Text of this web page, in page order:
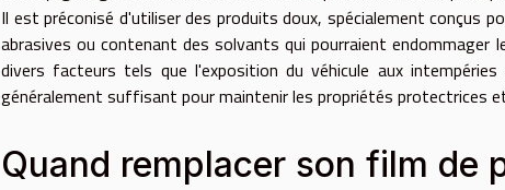
Il est préconisé d'utiliser des produits doux, spécialement conçus
abrasives ou contenant des solvants qui pourraient endommager
divers facteurs tels que l'exposition du véhicule aux
généralement suffisant pour maintenir les propriétés protectrices
Quand remplacer son film de